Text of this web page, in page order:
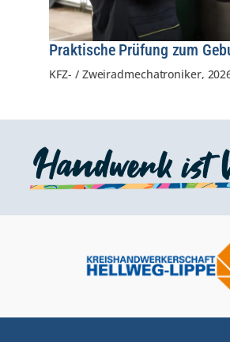
Praktische Prüfung zum
KFZ- / Zweiradmechatroniker,